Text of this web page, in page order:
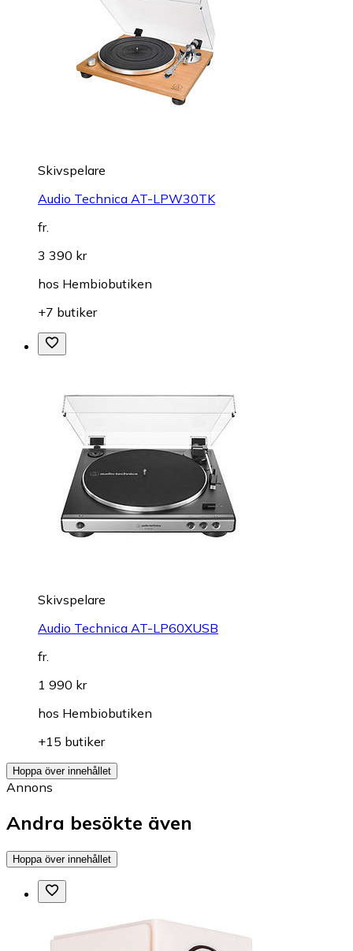
Skivspelare
Audio Technica AT-LPW30TK
fr.
3 390 kr
hos Hembiobutiken
+7 butiker
Skivspelare
Audio Technica AT-LP60XUSB
fr.
1 990 kr
hos Hembiobutiken
+15 butiker
Hoppa över innehållet
Annons
Andra besökte även
Hoppa över innehållet